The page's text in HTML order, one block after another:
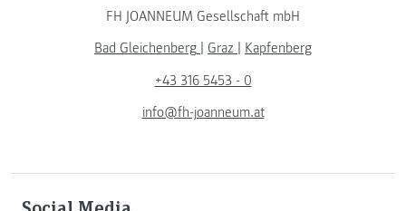
FH JOANNEUM Gesellschaft mbH
Bad Gleichenberg
Graz
Kapfenberg
+43 316 5453 - 0
info@fh-joanneum.at